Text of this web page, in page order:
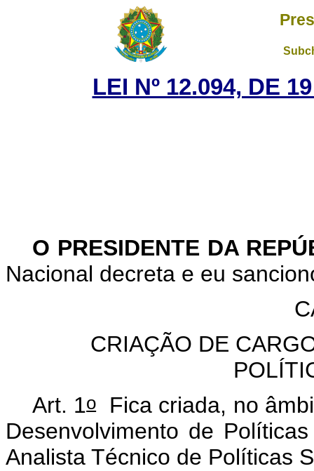
LEI Nº 12.094, DE
O PRESIDENTE DA
Nacional decreta e eu
CRIAÇÃO DE
Art. 1oFica criada, no
Desenvolvimento de
Analista Técnico de Políticas